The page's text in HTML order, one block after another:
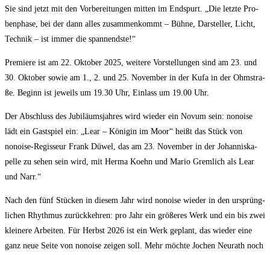
Sie sind jetzt mit den Vor­be­rei­tun­gen mit­ten im End­spurt. „Die letz­te Pro­
ben­pha­se, bei der dann alles zusam­men­kommt – Büh­ne, Dar­stel­ler, Licht,
Tech­nik – ist immer die spannendste!“
Pre­mie­re ist am 22. Okto­ber 2025, wei­te­re Vor­stel­lun­gen sind am 23. und
30. Okto­ber sowie am 1., 2. und 25. Novem­ber in der Kufa in der Ohm­stra­
ße. Beginn ist jeweils um 19.30 Uhr, Ein­lass um 19.00 Uhr.
Der Abschluss des Jubi­lä­ums­jah­res wird wie­der ein Novum sein: nonoi­se
lädt ein Gast­spiel ein: „Lear – Köni­gin im Moor“ heißt das Stück von
nonoi­se-Regis­seur Frank Düwel, das am 23. Novem­ber in der Johan­nis­ka­
pel­le zu sehen sein wird, mit Her­ma Koehn und Mario Grem­lich als Lear
und Narr.“
Nach den fünf Stü­cken in die­sem Jahr wird nonoi­se wie­der in den ursprüng­
li­chen Rhyth­mus zurück­keh­ren: pro Jahr ein grö­ße­res Werk und ein bis zwei
klei­ne­re Arbei­ten. Für Herbst 2026 ist ein Werk geplant, das wie­der eine
ganz neue Sei­te von nonoi­se zei­gen soll. Mehr möch­te Jochen Neu­r­a­th noch